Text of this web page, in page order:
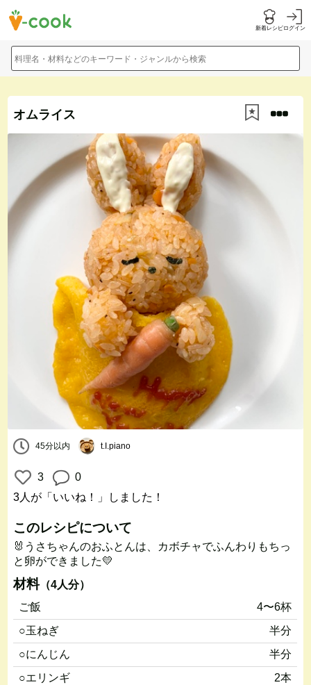
新着レシピログイン
料理名・材料などのキーワード・ジャンルから検索
オムライス
45分以内 t.I.piano
3
0
3人 が「いいね！」しました！
このレシピについて
🐰うさちゃんのおふとんは、カボチャでふんわりもちっ
と卵ができました💛
材料（4人分）
ご飯
4〜6杯
○玉ねぎ
半分
○にんじん
半分
○エリンギ
2本